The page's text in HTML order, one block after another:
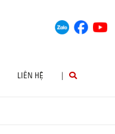
LIÊN HỆ |